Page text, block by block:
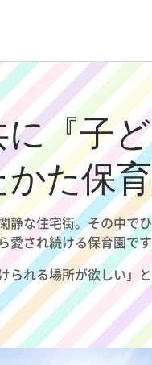
『子
た保
静な住宅街。その中で
愛され続ける保育園です
られる場所が欲しい